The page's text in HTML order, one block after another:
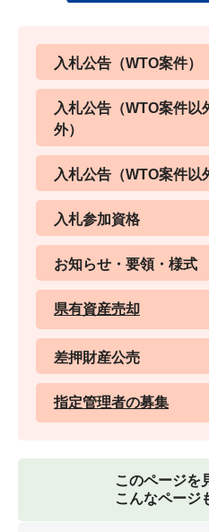
入札公告（WTO案件）
入札公告（WTO案件以
外）
入札公告（WTO案件以
入札参加資格
お知らせ・要領・様式
県有資産売却
差押財産公売
指定管理者の募集
このページを
こんなページ